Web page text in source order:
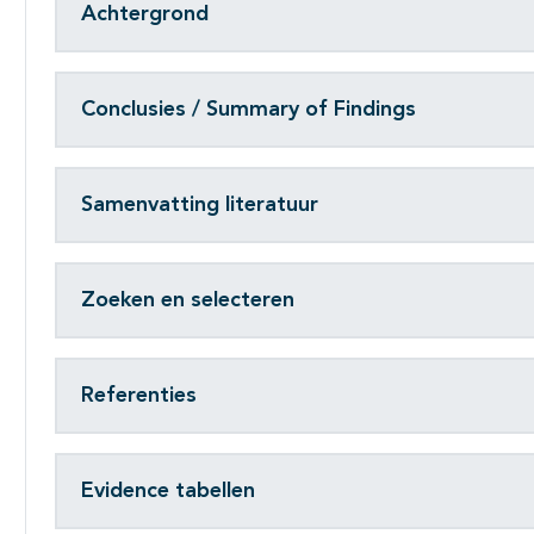
Achtergrond
Conclusies / Summary of Findings
Samenvatting literatuur
Zoeken en selecteren
Referenties
Evidence tabellen